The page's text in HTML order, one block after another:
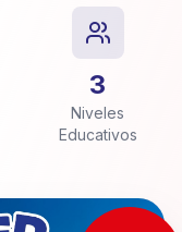
3
Niveles
Educativos